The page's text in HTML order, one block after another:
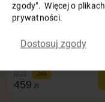
Avian czarny
-24%
459 zł
zgody". Więcej o
prywatności.
Dostosuj zgody